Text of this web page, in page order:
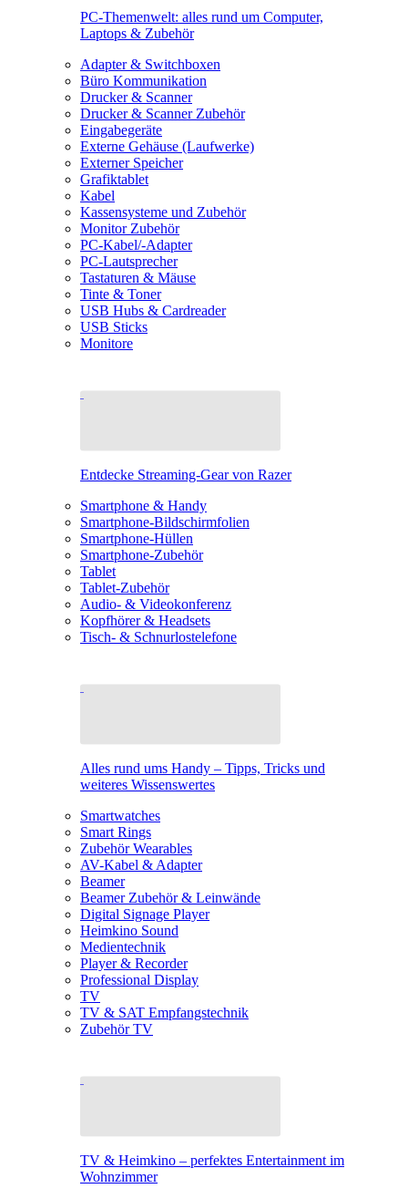
PC-Themenwelt: alles rund um Computer,
Laptops & Zubehör
Adapter & Switchboxen
Büro Kommunikation
Drucker & Scanner
Drucker & Scanner Zubehör
Eingabegeräte
Externe Gehäuse (Laufwerke)
Externer Speicher
Grafiktablet
Kabel
Kassensysteme und Zubehör
Monitor Zubehör
PC-Kabel/-Adapter
PC-Lautsprecher
Tastaturen & Mäuse
Tinte & Toner
USB Hubs & Cardreader
USB Sticks
Monitore
Entdecke Streaming-Gear von Razer
Smartphone & Handy
Smartphone-Bildschirmfolien
Smartphone-Hüllen
Smartphone-Zubehör
Tablet
Tablet-Zubehör
Audio- & Videokonferenz
Kopfhörer & Headsets
Tisch- & Schnurlostelefone
Alles rund ums Handy – Tipps, Tricks und
weiteres Wissenswertes
Smartwatches
Smart Rings
Zubehör Wearables
AV-Kabel & Adapter
Beamer
Beamer Zubehör & Leinwände
Digital Signage Player
Heimkino Sound
Medientechnik
Player & Recorder
Professional Display
TV
TV & SAT Empfangstechnik
Zubehör TV
TV & Heimkino – perfektes Entertainment im
Wohnzimmer